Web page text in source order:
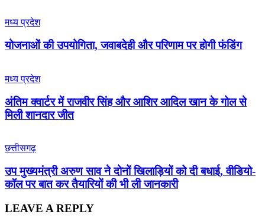
मध्य प्रदेश
योजनाओं की उपयोगिता, जवाबदेही और परिणाम पर होगी फंडिंग
मध्य प्रदेश
अंतिम क्वार्टर में राजवीर सिंह और आशिर आदिल खान के गोल से
मिली शानदार जीत
छत्तीसगढ़
उप मुख्यमंत्री अरुण साव ने दोनों खिलाड़ियों को दी बधाई, वीडियो-
कॉल पर बात कर तैयारियों की भी ली जानकारी
LEAVE A REPLY